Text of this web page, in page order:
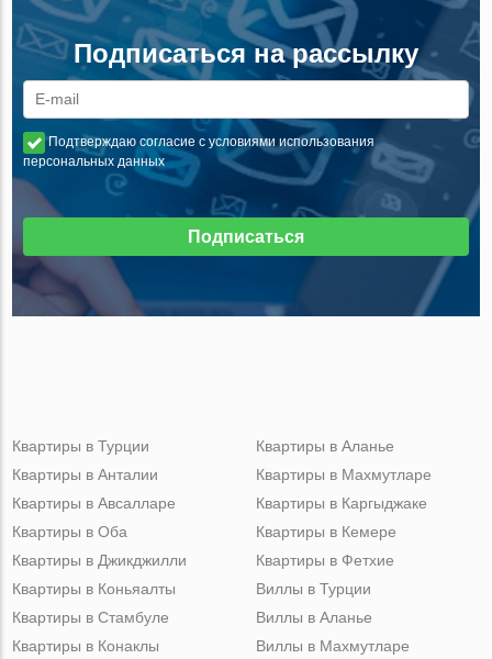
Подписаться на рассылку
Подтверждаю согласие с условиями использования
персональных данных
Подписаться
Квартиры в Турции
Квартиры в Анталии
Квартиры в Авсалларе
Квартиры в Оба
Квартиры в Джикджилли
Квартиры в Аланье
Квартиры в Махмутларе
Квартиры в Каргыджаке
Квартиры в Кемере
Квартиры в Фетхие
Квартиры в Коньяалты
Квартиры в Стамбуле
Квартиры в Конаклы
Виллы в Турции
Виллы в Аланье
Виллы в Махмутларе